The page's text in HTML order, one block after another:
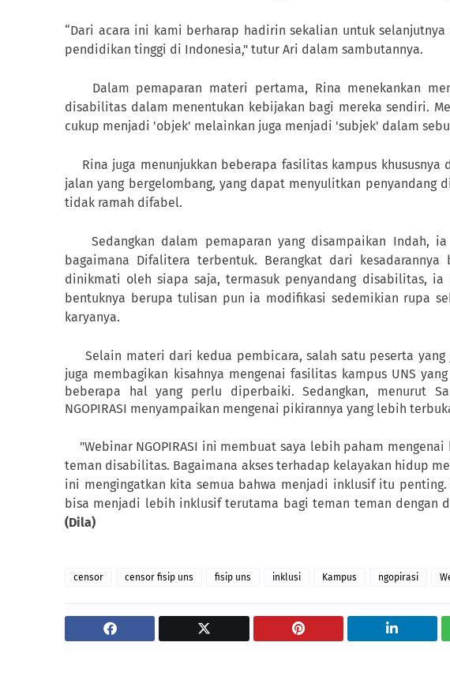
“Dari acara ini kami berharap hadirin sekalian untuk
pendidikan tinggi di Indonesia," tutur Ari dalam sambutannya.
Dalam pemaparan materi pertama, Rina menekankan
disabilitas dalam menentukan kebijakan bagi mereka sendiri.
cukup menjadi 'objek' melainkan juga menjadi 'subjek' dalam
Rina juga menunjukkan beberapa fasilitas kampus khususnya
jalan yang bergelombang, yang dapat menyulitkan penyandang
tidak ramah difabel.
Sedangkan dalam pemaparan yang disampaikan Indah,
bagaimana Difalitera terbentuk. Berangkat dari
dinikmati oleh siapa saja, termasuk penyandang disabilitas,
bentuknya berupa tulisan pun ia modifikasi sedemikian rupa
karyanya.
Selain materi dari kedua pembicara, salah satu peserta
juga membagikan kisahnya mengenai fasilitas kampus UNS
beberapa hal yang perlu diperbaiki. Sedangkan, menurut
NGOPIRASI menyampaikan mengenai pikirannya yang lebih
"Webinar NGOPIRASI ini membuat saya lebih paham
teman disabilitas. Bagaimana akses terhadap kelayakan hidup
ini mengingatkan kita semua bahwa menjadi inklusif itu
bisa menjadi lebih inklusif terutama bagi teman teman dengan
(Dila)
censor censor fisip uns fisip uns inklusi Kampus ngopirasi